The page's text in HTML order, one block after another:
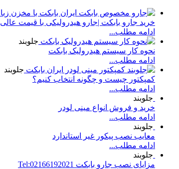
خرید جارو بابکت |جارو هیدرولیکی با قیمت عالی
ادامه مطلب...
جلوبند
نحوه کار سیستم هیدرولیک بابکت
ادامه مطلب...
جلوبند
کمپکتور چیست و چگونه انتخاب کنیم؟
ادامه مطلب...
جلوبند
خرید و فروش انواع مینی لودر
ادامه مطلب...
جلوبند
معایب نصب پیکور غیر استاندارد
ادامه مطلب...
جلوبند
مزایای نصب جارو بابکت Tel:02166192021